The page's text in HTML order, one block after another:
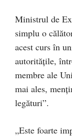
Ministrul de
simplu o
acest curs în
autorităţile,
membre ale
mai ales,
legături”.
„Este foarte